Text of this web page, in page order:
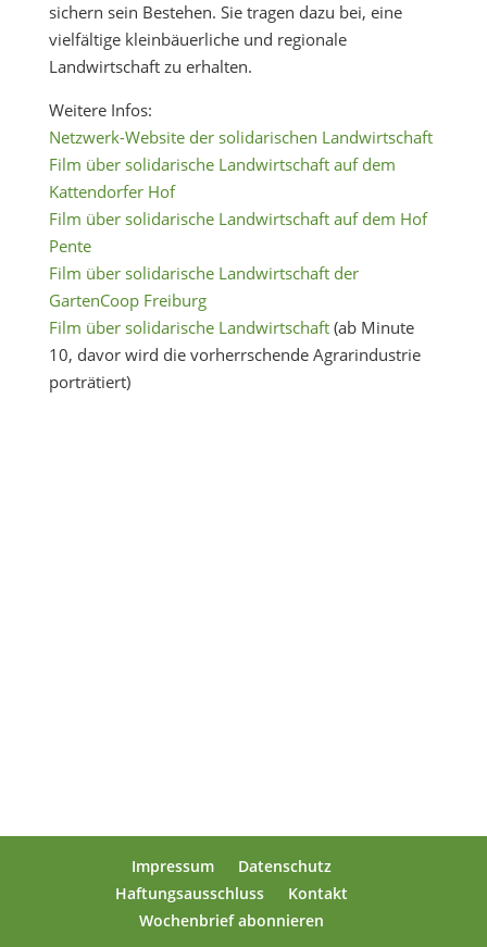
sichern sein Bestehen. Sie tragen dazu bei, eine
vielfältige kleinbäuerliche und regionale
Landwirtschaft zu erhalten.
Weitere Infos:
Netzwerk-Website der solidarischen Landwirtschaft
Film über solidarische Landwirtschaft auf dem
Kattendorfer Hof
Film über solidarische Landwirtschaft auf dem Hof
Pente
Film über solidarische Landwirtschaft der
GartenCoop Freiburg
Film über solidarische Landwirtschaft(ab Minute
10, davor wird die vorherrschende Agrarindustrie
porträtiert)
Impressum
Datenschutz
Haftungsausschluss
Kontakt
Wochenbrief abonnieren